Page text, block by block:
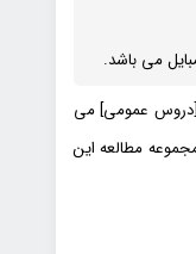
می باشد.
[دروس عمومی] می
مطالعه این